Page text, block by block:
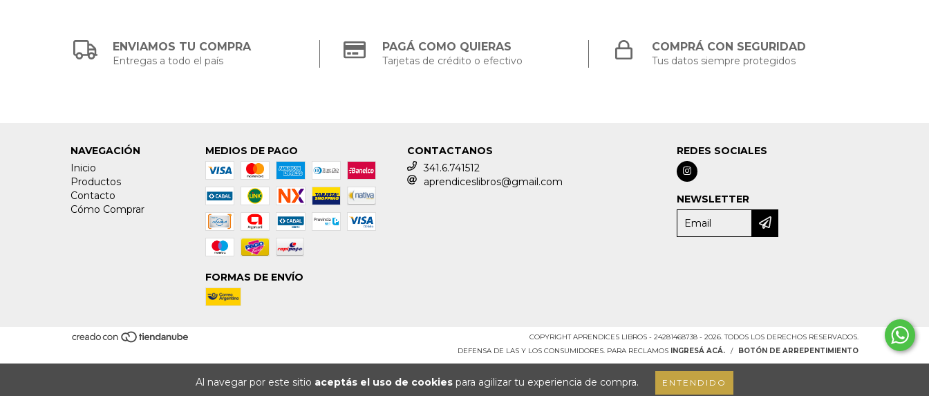
Al navegar por este sitio aceptás el uso de cookies para agilizar tu experiencia de compra. ENTENDIDO
ENVIAMOS TU COMPRA
Entregas a todo el país
PAGÁ COMO QUIERAS
Tarjetas de crédito o efectivo
COMPRÁ CON SEGURIDAD
Tus datos siempre protegidos
NAVEGACIÓN
Inicio
Productos
Contacto
Cómo Comprar
MEDIOS DE PAGO
FORMAS DE ENVÍO
CONTACTANOS
341.6.741512
aprendiceslibros@gmail.com
REDES SOCIALES
NEWSLETTER
COPYRIGHT APRENDICES LIBROS - 24281468738 - 2026. TODOS LOS DERECHOS RESERVADOS.
DEFENSA DE LAS Y LOS CONSUMIDORES. PARA RECLAMOS INGRESÁ ACÁ. / BOTÓN DE ARREPENTIMIENTO